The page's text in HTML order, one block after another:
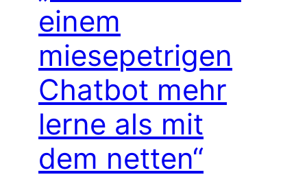
einem
miesepetrigen
Chatbot mehr
lerne als mit
dem netten“